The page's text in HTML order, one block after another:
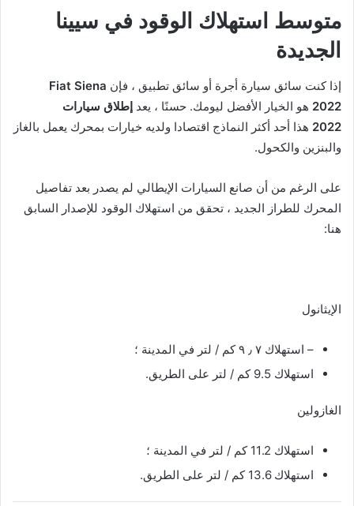
متوسط ​​استهلاك الوقود في سيينا
الجديدة
إذا كنت سائق سيارة أجرة أو سائق تطبيق ، فإن Fiat Siena
2022 هو الخيار الأفضل ليومك. حسنًا ، يعد إطلاق سيارات
2022 هذا أحد أكثر النماذج اقتصادا ولديه خيارات بمحرك يعمل بالغاز
والبنزين والكحول.
على الرغم من أن صانع السيارات الإيطالي لم يصدر بعد تفاصيل
المحرك للطراز الجديد ، تحقق من استهلاك الوقود للإصدار السابق
هنا:
الإيثانول
– استهلاك ٧ ٫ ٩ كم / لتر في المدينة ؛
استهلاك 9.5 كم / لتر على الطريق.
الغازولين
استهلاك 11.2 كم / لتر في المدينة ؛
استهلاك 13.6 كم / لتر على الطريق.